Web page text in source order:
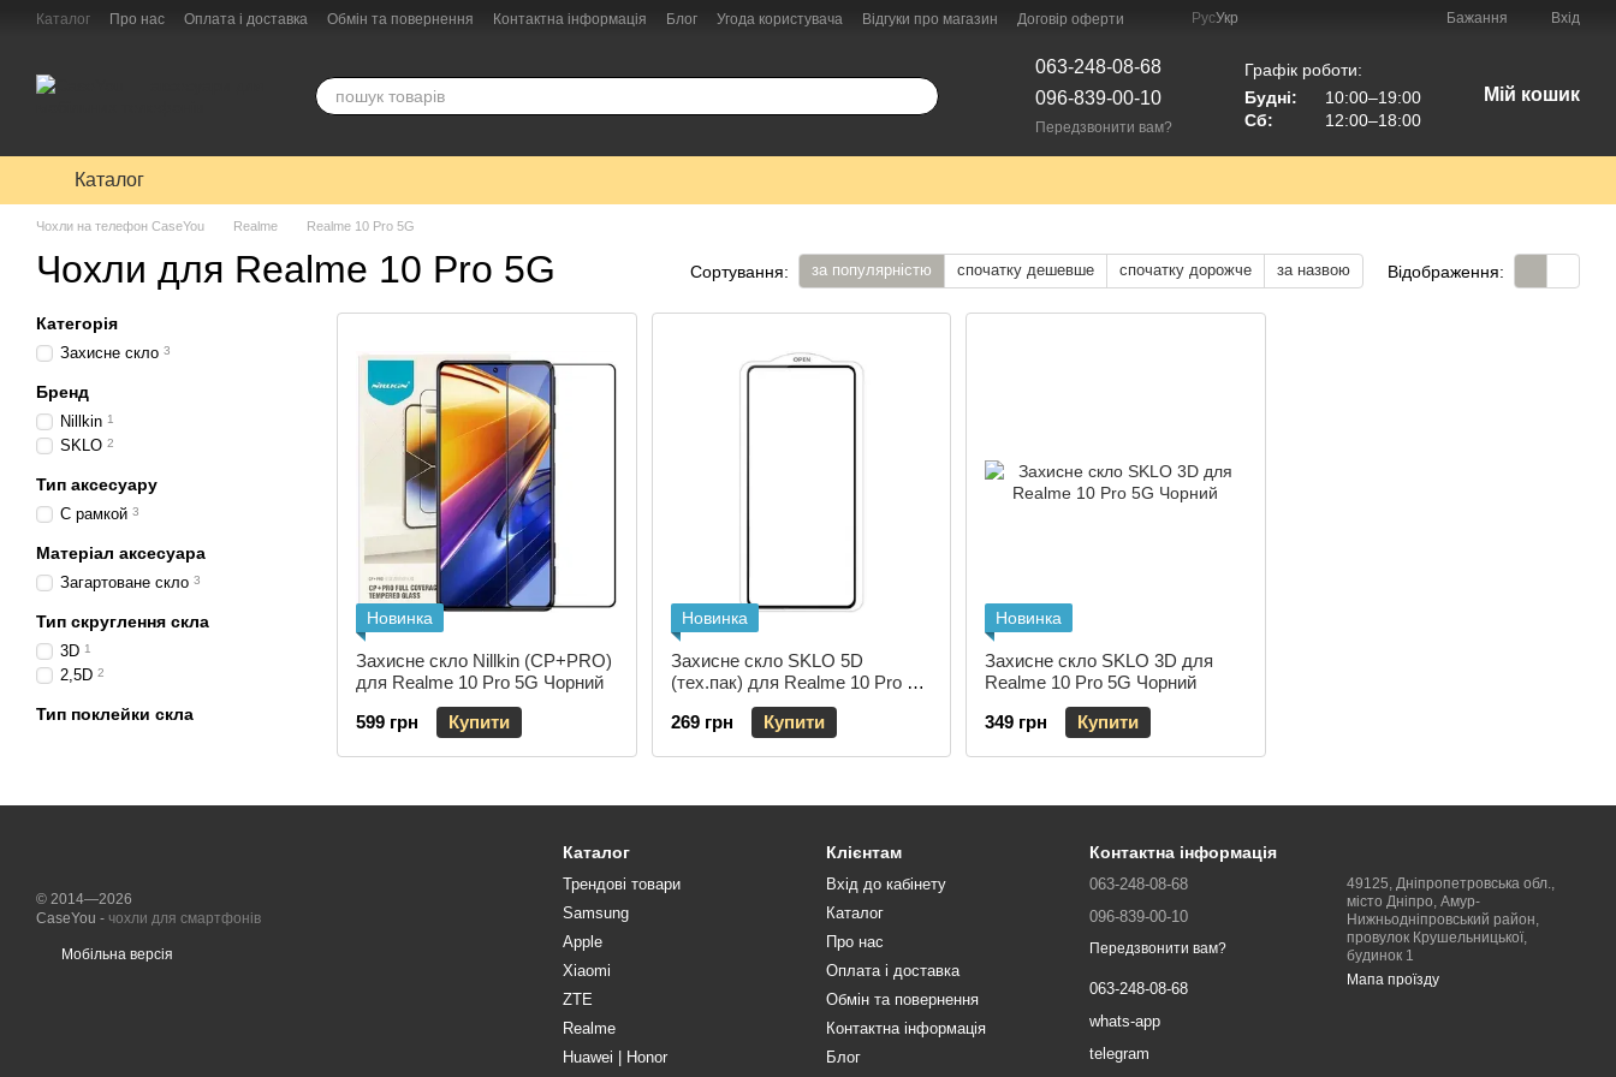
Перейти до основного контенту
Каталог Про нас Оплата і доставка Обмін та повернення Контактна інформація Блог Угода користувача Відгуки про магазин Договір оферти РусУкр Бажання Вхід
063-248-08-68
096-839-00-10
Передзвонити вам?
Графік роботи:
Будні:
10:00–19:00
Сб:
12:00–18:00
Мій кошик
Каталог
Чохли на телефон CaseYou Realme Realme 10 Pro 5G
Чохли для Realme 10 Pro 5G Сортування: за популярністю спочатку дешевше спочатку дорожче за назвою Відображення:
Новинка
Захисне скло Nillkin (CP+PRO)
для Realme 10 Pro 5G Чорний
599 грн
Купити
Новинка
Захисне скло SKLO 5D
(тех.пак) для Realme 10 Pro 5G
269 грн
Купити
Новинка
Захисне скло SKLO 3D для
Realme 10 Pro 5G Чорний
349 грн
Купити
Категорія
Захисне скло 3
Бренд
Nillkin 1
SKLO 2
Тип аксесуару
С рамкой 3
Матеріал аксесуара
Загартоване скло 3
Тип скруглення скла
3D 1
2,5D 2
Тип поклейки скла
© 2014—2026
CaseYou - чохли для смартфонів
Мобільна версія
Каталог
Трендові товари
Samsung
Apple
Xiaomi
ZTE
Realme
Huawei | Honor
Клієнтам
Вхід до кабінету
Каталог
Про нас
Оплата і доставка
Обмін та повернення
Контактна інформація
Блог
Контактна інформація
063-248-08-68
096-839-00-10
Передзвонити вам?
063-248-08-68
whats-app
telegram
49125, Дніпропетровська обл.,
місто Дніпро, Амур-
Нижньодніпровський район,
провулок Крушельницької,
будинок 1
Мапа проїзду